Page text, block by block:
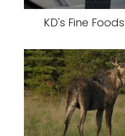
KD's Fine